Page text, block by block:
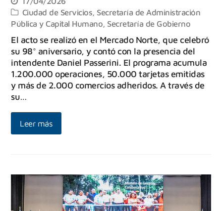
Ciudad de Servicios Secretaría de Administración
Pública y Capital Humano Secretaría de Gobierno
El acto se realizó en el Mercado Norte, que celebró
su 98° aniversario, y contó con la presencia del
intendente Daniel Passerini. El programa acumula
1.200.000 operaciones, 50.000 tarjetas emitidas
y más de 2.000 comercios adheridos. A través de
su…
Leer más